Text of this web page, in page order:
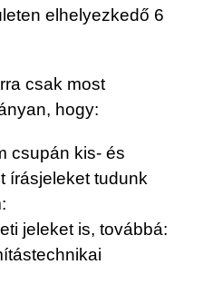
elhelyezkedő 6
csak most
hogy:
csupán kis- és
írásjeleket tudunk
jeleket is, továbbá: